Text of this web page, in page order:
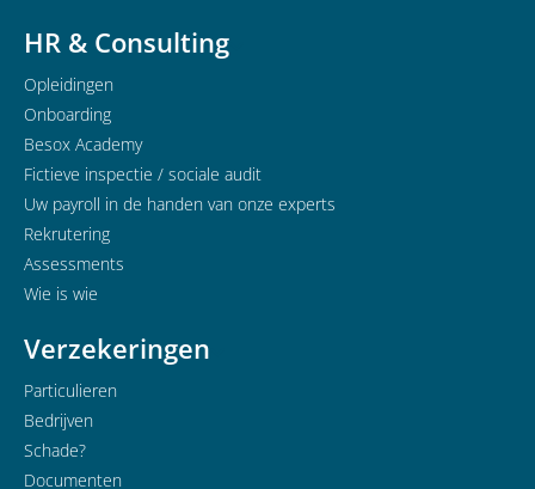
HR & Consulting
Opleidingen
Onboarding
Besox Academy
Fictieve inspectie / sociale audit
Uw payroll in de handen van onze experts
Rekrutering
Assessments
Wie is wie
Verzekeringen
Particulieren
Bedrijven
Schade?
Documenten